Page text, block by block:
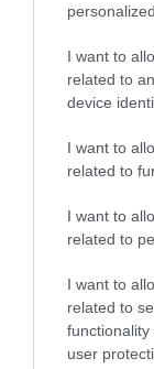
I want to
related to
device
I want to
related to
I want to
related to
I want to
related to
user
Ο Γιάννης